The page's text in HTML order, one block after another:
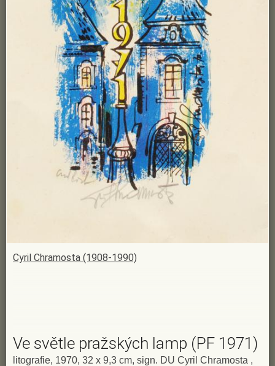
Cyril Chramosta (1908-1990)
Ve světle pražských lamp (PF 1971)
litografie, 1970, 32 x 9,3 cm, sign. DU Cyril Chramosta ,